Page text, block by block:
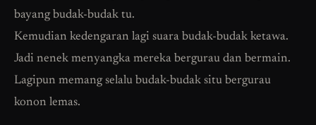
bayang budak-budak tu.
Kemudian kedengaran lagi suara budak-budak ketawa.
Jadi nenek menyangka mereka bergurau dan bermain.
Lagipun memang selalu budak-budak situ bergurau
konon lemas.